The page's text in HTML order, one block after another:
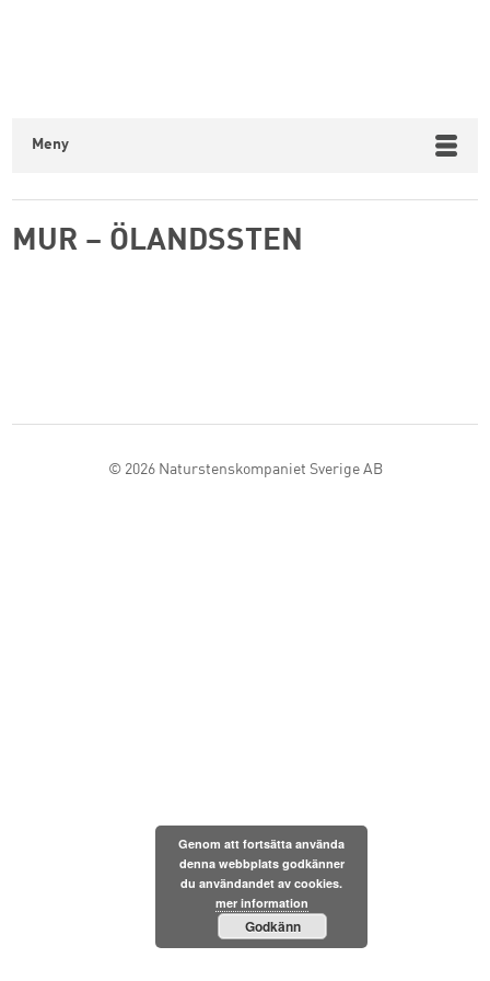
Meny
MUR – ÖLANDSSTEN
© 2026 Naturstenskompaniet Sverige AB
Genom att fortsätta använda
denna webbplats godkänner
du användandet av cookies.
mer information
Godkänn